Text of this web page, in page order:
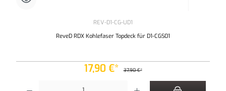
REV-D1-CG-UD1
ReveD RDX Kohlefaser Topdeck für D1-CGS01
17,90 €* 37,90 €*